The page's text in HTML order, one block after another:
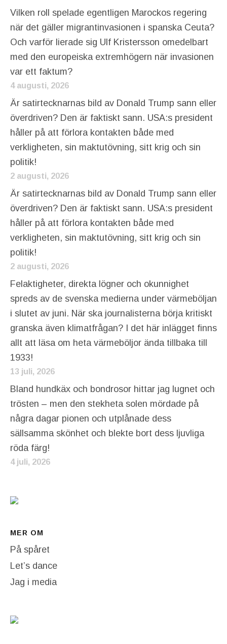
Vilken roll spelade egentligen Marockos regering
när det gäller migrantinvasionen i spanska Ceuta?
Och varför lierade sig Ulf Kristersson omedelbart
med den europeiska extremhögern när invasionen
var ett faktum?
4 augusti, 2026
Är satirtecknarnas bild av Donald Trump sann eller
överdriven? Den är faktiskt sann. USA:s president
håller på att förlora kontakten både med
verkligheten, sin maktutövning, sitt krig och sin
politik!
2 augusti, 2026
Är satirtecknarnas bild av Donald Trump sann eller
överdriven? Den är faktiskt sann. USA:s president
håller på att förlora kontakten både med
verkligheten, sin maktutövning, sitt krig och sin
politik!
2 augusti, 2026
Felaktigheter, direkta lögner och okunnighet
spreds av de svenska medierna under värmeböljan
i slutet av juni. När ska journalisterna börja kritiskt
granska även klimatfrågan? I det här inlägget finns
allt att läsa om heta värmeböljor ända tillbaka till
1933!
13 juli, 2026
Bland hundkäx och bondrosor hittar jag lugnet och
trösten – men den stekheta solen mördade på
några dagar pionen och utplånade dess
sällsamma skönhet och blekte bort dess ljuvliga
röda färg!
4 juli, 2026
MER OM
På spåret
Let’s dance
Jag i media